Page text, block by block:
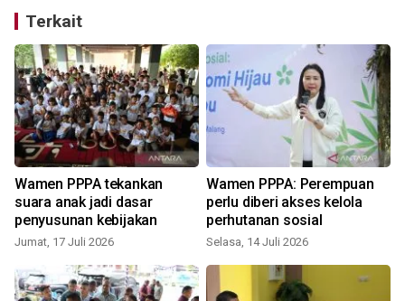
Terkait
Wamen PPPA tekankan
suara anak jadi dasar
penyusunan kebijakan
Jumat, 17 Juli 2026
Wamen PPPA: Perempuan
perlu diberi akses kelola
perhutanan sosial
Selasa, 14 Juli 2026